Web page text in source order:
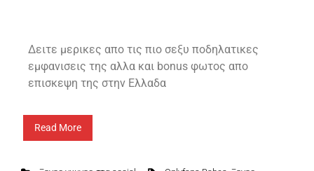
Δειτε μερικες απο τις πιο σεξυ ποδηλατικες
εμφανισεις της αλλα και bonus φωτος απο
επισκεψη της στην Ελλαδα
Read More